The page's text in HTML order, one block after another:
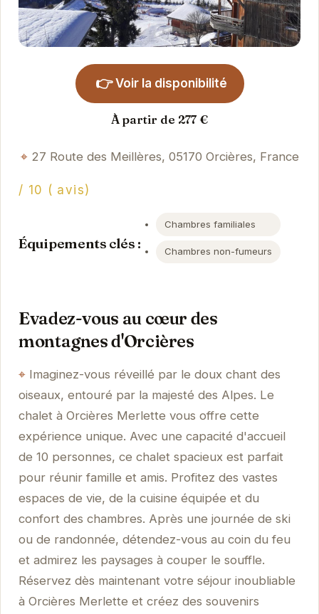
👉 Voir la disponibilité
À partir de 277 €
27 Route des Meillères, 05170 Orcières, France
/ 10 ( avis)
Équipements clés :
Chambres familiales
Chambres non-fumeurs
Evadez-vous au cœur des
montagnes d'Orcières
Imaginez-vous réveillé par le doux chant des
oiseaux, entouré par la majesté des Alpes. Le
chalet à Orcières Merlette vous offre cette
expérience unique. Avec une capacité d'accueil
de 10 personnes, ce chalet spacieux est parfait
pour réunir famille et amis. Profitez des vastes
espaces de vie, de la cuisine équipée et du
confort des chambres. Après une journée de ski
ou de randonnée, détendez-vous au coin du feu
et admirez les paysages à couper le souffle.
Réservez dès maintenant votre séjour inoubliable
à Orcières Merlette et créez des souvenirs